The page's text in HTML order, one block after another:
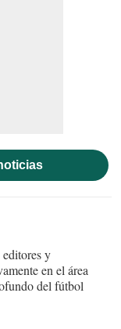
y
en el área
del fútbol